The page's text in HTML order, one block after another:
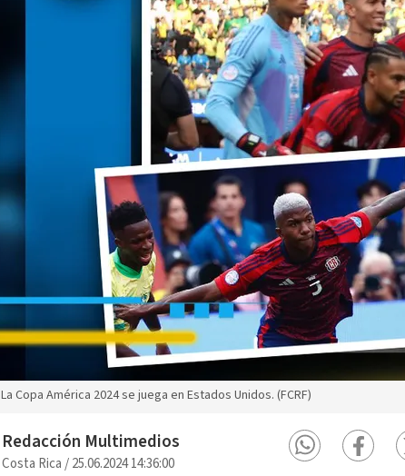
La Copa América 2024 se juega en Estados Unidos. (FCRF)
Redacción Multimedios
Costa Rica/25.06.2024 14:36:00